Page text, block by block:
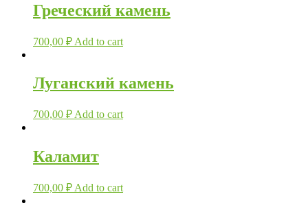
Греческий камень
700,00 ₽ Add to cart
Луганский камень
700,00 ₽ Add to cart
Каламит
700,00 ₽ Add to cart